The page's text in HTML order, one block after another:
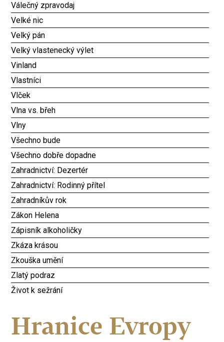
Válečný zpravodaj
Velké nic
Velký pán
Velký vlastenecký výlet
Vinland
Vlastníci
Vlček
Vlna vs. břeh
Vlny
Všechno bude
Všechno dobře dopadne
Zahradnictví: Dezertér
Zahradnictví: Rodinný přítel
Zahradníkův rok
Zákon Helena
Zápisník alkoholičky
Zkáza krásou
Zkouška umění
Zlatý podraz
Život k sežrání
Hranice Evropy